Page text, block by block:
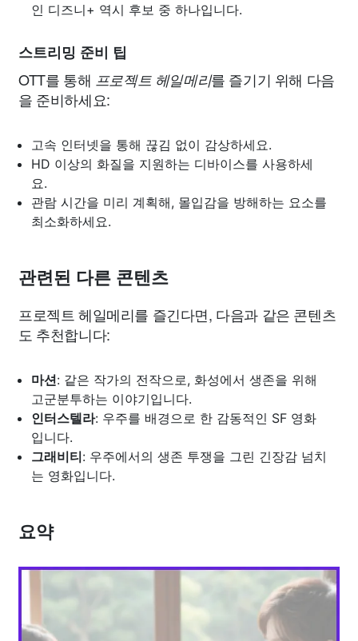
인 디즈니+ 역시 후보 중 하나입니다.
스트리밍 준비 팁
OTT를 통해 프로젝트 헤일메리를 즐기기 위해 다음
을 준비하세요:
고속 인터넷을 통해 끊김 없이 감상하세요.
HD 이상의 화질을 지원하는 디바이스를 사용하세
요.
관람 시간을 미리 계획해, 몰입감을 방해하는 요소를
최소화하세요.
관련된 다른 콘텐츠
프로젝트 헤일메리를 즐긴다면, 다음과 같은 콘텐츠
도 추천합니다:
마션: 같은 작가의 전작으로, 화성에서 생존을 위해
고군분투하는 이야기입니다.
인터스텔라: 우주를 배경으로 한 감동적인 SF 영화
입니다.
그래비티: 우주에서의 생존 투쟁을 그린 긴장감 넘치
는 영화입니다.
요약